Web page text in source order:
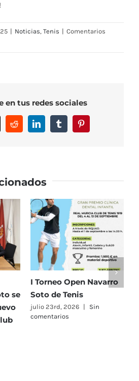
| Noticias, Tenis | Comentarios
en tus redes sociales
RedditLinkedInTumblrPinterest
se
I Torneo Open Navarro
Soto de Tenis
julio 23rd, 2026 |
Sin
comentarios